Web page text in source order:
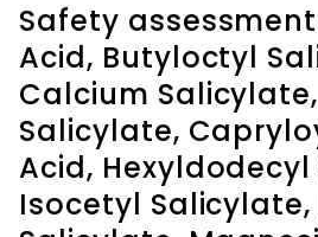
Safety
Acid, Butyloctyl
Calcium Salicylate,
Salicylate,
Acid,
Isocetyl